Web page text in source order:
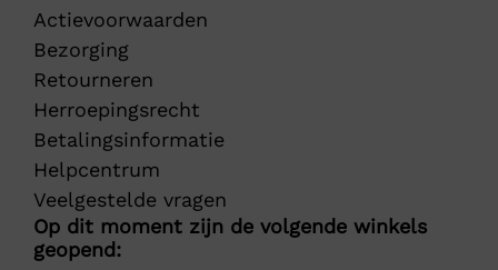
Actievoorwaarden
Bezorging
Retourneren
Herroepingsrecht
Betalingsinformatie
Helpcentrum
Veelgestelde vragen
Op dit moment zijn de volgende winkels
geopend: